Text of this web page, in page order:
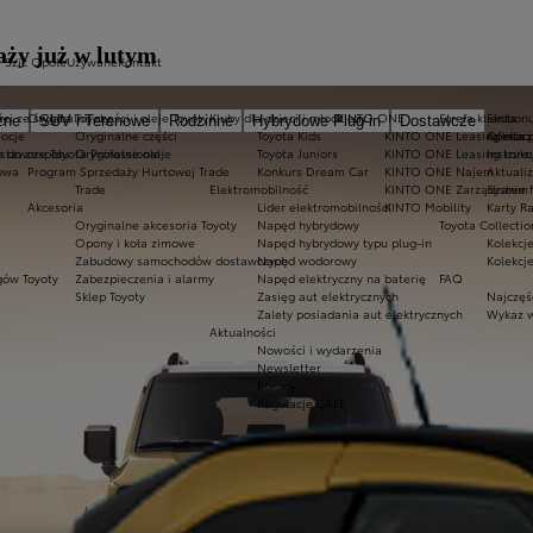
SUV i Terenowe Rodzinne Hybrydowe Plug-in
Dostawcze
Oryginalne części i oleje Toyoty
Oryginalne części
Oryginalne oleje
Program Sprzedaży Hurtowej Trade
Trade
Akcesoria
Oryginalne akcesoria Toyoty
Opony i koła zimowe
Zabudowy samochodów dostawczych
Zabezpieczenia i alarmy
Sklep Toyoty
Strefa klienta
Karty
Toyota
FAQ
Wykaz
KINTO ONE
KINTO ONE Leasing
KINTO ONE Leasing
KINTO ONE Najem
KINTO ONE Zarządzanie
KINTO Mobility
Toyoty
Kluby dla dzieci i młodzieży
Toyota Kids
Toyota Juniors
Konkurs Dream Car
Elektromobilność
Lider elektromobilności
Napęd hybrydowy
Napęd hybrydowy typu plug-in
Napęd wodorowy
Napęd elektryczny na baterię
Zasięg aut elektrycznych
Zalety posiadania aut elektrycznych
Aktualności
Nowości i wydarzenia
Newsletter
Porady
Regulacje CAFE
Toyota Professional
Oferta
Szic Opole
ze świata Toyoty
do zespołu
UżywaneKontakt
już w lutym